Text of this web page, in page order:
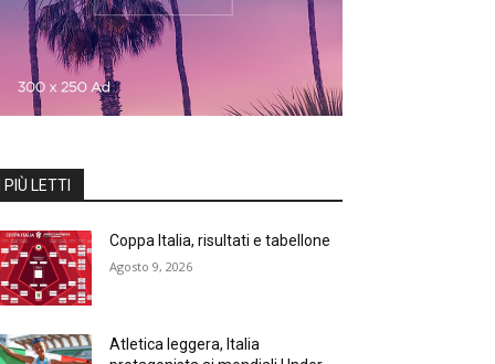
PIÙ LETTI
Coppa Italia, risultati e tabellone
Agosto 9, 2026
Atletica leggera, Italia